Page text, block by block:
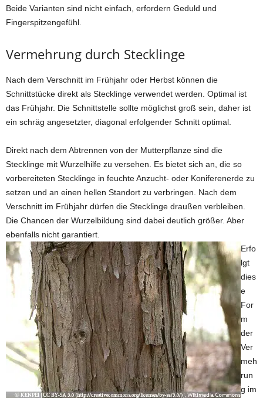
Beide Varianten sind nicht einfach, erfordern Geduld und
Fingerspitzengefühl.
Vermehrung durch Stecklinge
Nach dem Verschnitt im Frühjahr oder Herbst können die
Schnittstücke direkt als Stecklinge verwendet werden. Optimal ist
das Frühjahr. Die Schnittstelle sollte möglichst groß sein, daher ist
ein schräg angesetzter, diagonal erfolgender Schnitt optimal.
Direkt nach dem Abtrennen von der Mutterpflanze sind die
Stecklinge mit Wurzelhilfe zu versehen. Es bietet sich an, die so
vorbereiteten Stecklinge in feuchte Anzucht- oder Koniferenerde zu
setzen und an einen hellen Standort zu verbringen. Nach dem
Verschnitt im Frühjahr dürfen die Stecklinge draußen verbleiben.
Die Chancen der Wurzelbildung sind dabei deutlich größer. Aber
ebenfalls nicht garantiert.
Erfo
lgt
dies
e
For
m
der
Ver
meh
run
g im